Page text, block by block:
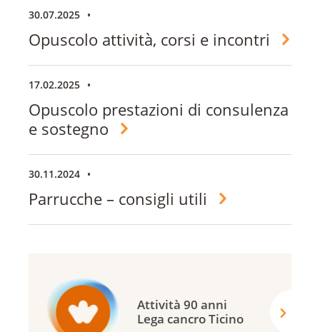
30.07.2025
Opuscolo attività, corsi e incontri
17.02.2025
Opuscolo prestazioni di consulenza
e sostegno
30.11.2024
Parrucche – consigli utili
Attività 90 anni
Lega cancro Ticino